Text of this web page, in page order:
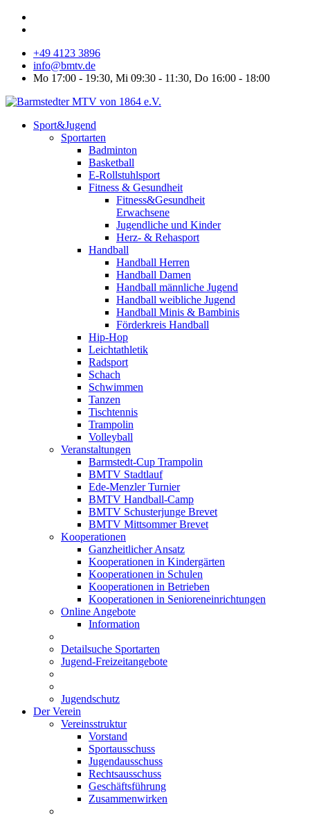
+49 4123 3896
info@bmtv.de
Mo 17:00 - 19:30, Mi 09:30 - 11:30, Do 16:00 - 18:00
Sport&Jugend
Sportarten
Badminton
Basketball
E-Rollstuhlsport
Fitness & Gesundheit
Fitness&Gesundheit
Erwachsene
Jugendliche und Kinder
Herz- & Rehasport
Handball
Handball Herren
Handball Damen
Handball männliche Jugend
Handball weibliche Jugend
Handball Minis & Bambinis
Förderkreis Handball
Hip-Hop
Leichtathletik
Radsport
Schach
Schwimmen
Tanzen
Tischtennis
Trampolin
Volleyball
Veranstaltungen
Barmstedt-Cup Trampolin
BMTV Stadtlauf
Ede-Menzler Turnier
BMTV Handball-Camp
BMTV Schusterjunge Brevet
BMTV Mittsommer Brevet
Kooperationen
Ganzheitlicher Ansatz
Kooperationen in Kindergärten
Kooperationen in Schulen
Kooperationen in Betrieben
Kooperationen in Senioreneinrichtungen
Online Angebote
Information
Detailsuche Sportarten
Jugend-Freizeitangebote
Jugendschutz
Der Verein
Vereinsstruktur
Vorstand
Sportausschuss
Jugendausschuss
Rechtsausschuss
Geschäftsführung
Zusammenwirken